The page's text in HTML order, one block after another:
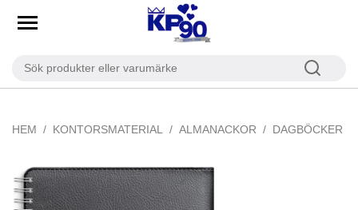
HEM KONTORSMATERIAL ALMANACKOR DAGBÖCKER